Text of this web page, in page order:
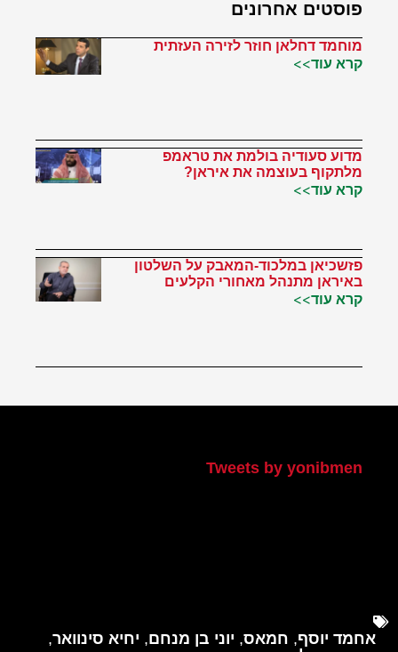
פוסטים אחרונים
מוחמד דחלאן חוזר לזירה העזתית
קרא עוד>>
מדוע סעודיה בולמת את טראמפ
מלתקוף בעוצמה את איראן?
קרא עוד>>
פזשכיאן במלכוד-המאבק על השלטון
באיראן מתנהל מאחורי הקלעים
קרא עוד>>
Tweets by yonibmen
אחמד יוסף, חמאס, יוני בן מנחם, יחיא סינוואר,